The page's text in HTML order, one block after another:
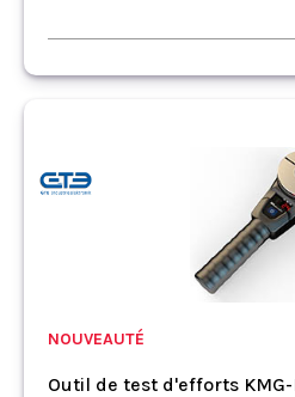
NOUVEAUTÉ
Outil de test d'efforts